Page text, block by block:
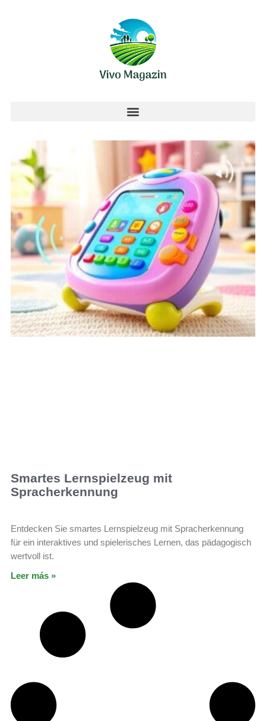
Smartes Lernspielzeug mit
Spracherkennung
Entdecken Sie smartes Lernspielzeug mit Spracherkennung
für ein interaktives und spielerisches Lernen, das pädagogisch
wertvoll ist.
Leer más »